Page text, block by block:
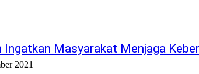
Ingatkan Masyarakat Menjaga
2021